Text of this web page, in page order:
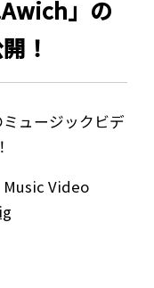
」の
！
ュージックビデ
Video